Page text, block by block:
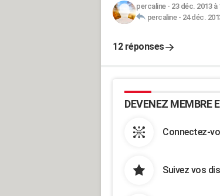
percaline- 23 déc. 2013 à
percaline- 24 déc.
12 réponses
DEVENEZ MEMBRE
Connectez-
Suivez vos